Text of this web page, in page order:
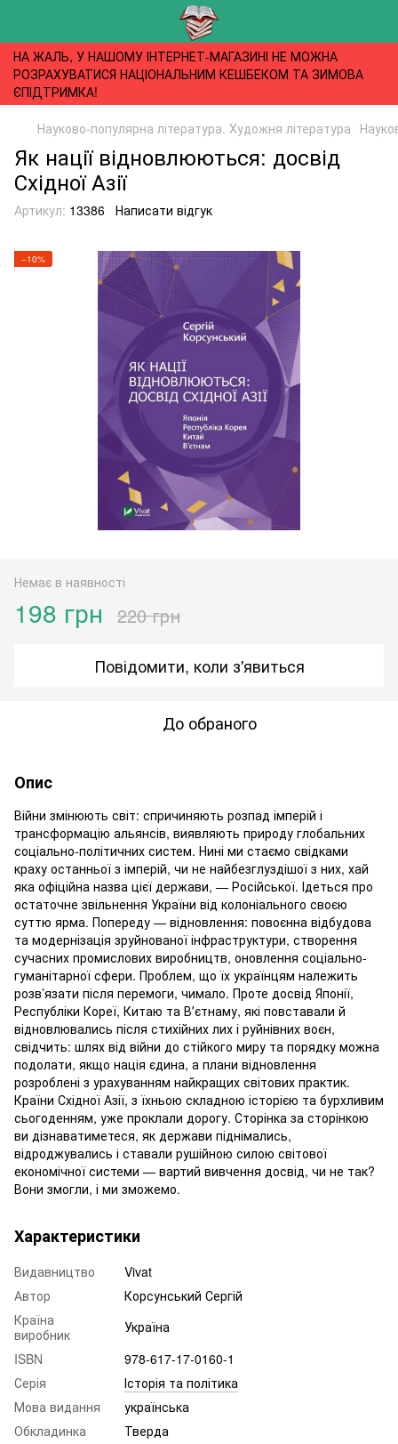
НА ЖАЛЬ, У НАШОМУ ІНТЕРНЕТ-МАГАЗИНІ НЕ МОЖНА
РОЗРАХУВАТИСЯ НАЦІОНАЛЬНИМ КЕШБЕКОМ ТА ЗИМОВА
ЄПІДТРИМКА!
Науково-популярна література. Художня література
Як нації відновлюються: досвід
Східної Азії
Артикул: 13386 Написати відгук
−10%
Немає в наявності
198 грн 220 грн
Повідомити, коли з'явиться
До обраного
Опис
Війни змінюють світ: спричиняють розпад імперій і
трансформацію альянсів, виявляють природу глобальних
соціально-політичних систем. Нині ми стаємо свідками
краху останньої з імперій, чи не найбезглуздішої з них, хай
яка офіційна назва цієї держави, — Російської. Ідеться про
остаточне звільнення України від колоніального своєю
суттю ярма. Попереду — відновлення: повоєнна відбудова
та модернізація зруйнованої інфраструктури, створення
сучасних промислових виробництв, оновлення соціально-
гуманітарної сфери. Проблем, що їх українцям належить
розв’язати після перемоги, чимало. Проте досвід Японії,
Республіки Кореї, Китаю та Вʼєтнаму, які повставали й
відновлювались після стихійних лих і руйнівних воєн,
свідчить: шлях від війни до стійкого миру та порядку можна
подолати, якщо нація єдина, а плани відновлення
розроблені з урахуванням найкращих світових практик.
Країни Східної Азії, з їхньою складною історією та бурхливим
сьогоденням, уже проклали дорогу. Сторінка за сторінкою
ви дізнаватиметеся, як держави піднімались,
відроджувались і ставали рушійною силою світової
економічної системи — вартий вивчення досвід, чи не так?
Вони змогли, і ми зможемо.
Характеристики
Видавництво
Vivat
Автор
Корсунський Сергій
Країна
виробник
Україна
ISBN
978-617-17-0160-1
Серія
Історія та політика
Мова видання
українська
Обкладинка
Тверда